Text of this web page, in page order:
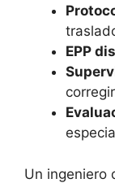
EPP
Un ingeniero